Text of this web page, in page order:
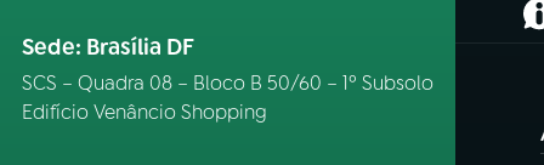
Sede: Brasília DF
SCS – Quadra 08 – Bloco B 50/60 – 1º Subsolo
Edifício Venâncio Shopping